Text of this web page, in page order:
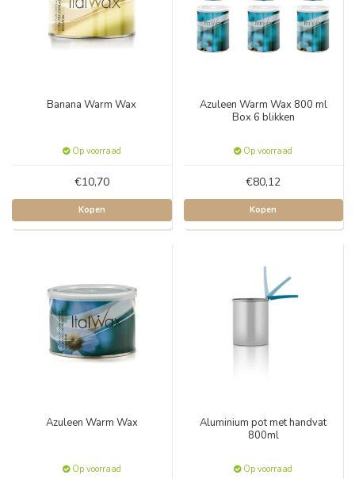
Banana Warm Wax
Op voorraad
€10,70
Kopen
Azuleen Warm Wax 800 ml
Box 6 blikken
Op voorraad
€80,12
Kopen
Azuleen Warm Wax
Op voorraad
Aluminium pot met handvat
800ml
Op voorraad